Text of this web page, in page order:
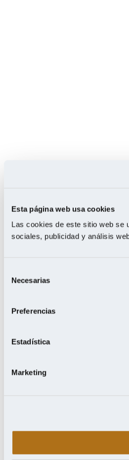
Esta página web usa cookies
Las cookies de este sitio web se
sociales, publicidad y análisis
Necesarias
Preferencias
Estadística
Marketing